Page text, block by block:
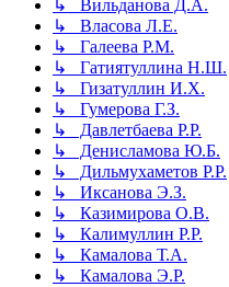
↳ Вильданова Д.А.
↳ Власова Л.Е.
↳ Галеева Р.М.
↳ Гатиятуллина Н.Ш.
↳ Гизатуллин И.Х.
↳ Гумерова Г.З.
↳ Давлетбаева Р.Р.
↳ Денисламова Ю.Б.
↳ Дильмухаметов Р.Р.
↳ Иксанова Э.З.
↳ Казимирова О.В.
↳ Калимуллин Р.Р.
↳ Камалова Т.А.
↳ Камалова Э.Р.